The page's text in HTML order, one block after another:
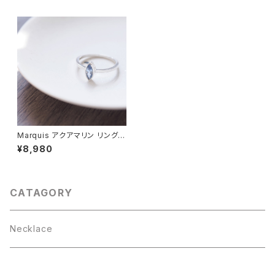
Marquis アクアマリン リング
シルバー925
¥8,980
CATAGORY
Necklace